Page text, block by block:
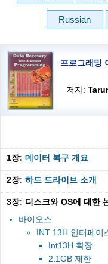
Russian
프로그래밍
저자:
1장: 데이터 복구 개요
2장: 하드 드라이브 소개
3장: 디스크와 OS에 대한
바이오스
INT 13H 인터페이
Int13H 확장
2.1GB 제한